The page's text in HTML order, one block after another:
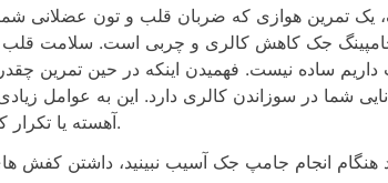
یک تمرین هوازی که ضربان قلب و تون عضلانی شما
جک کاهش کالری و چربی است. سلامت
ساده نیست. فهمیدن اینکه در حین تمرین چقدر
شما در سوزاندن کالری دارد. این به عوامل
آهسته یا تکرار کم با سرعت تند هر دو می توانند به شدت بهینه دست یابند.